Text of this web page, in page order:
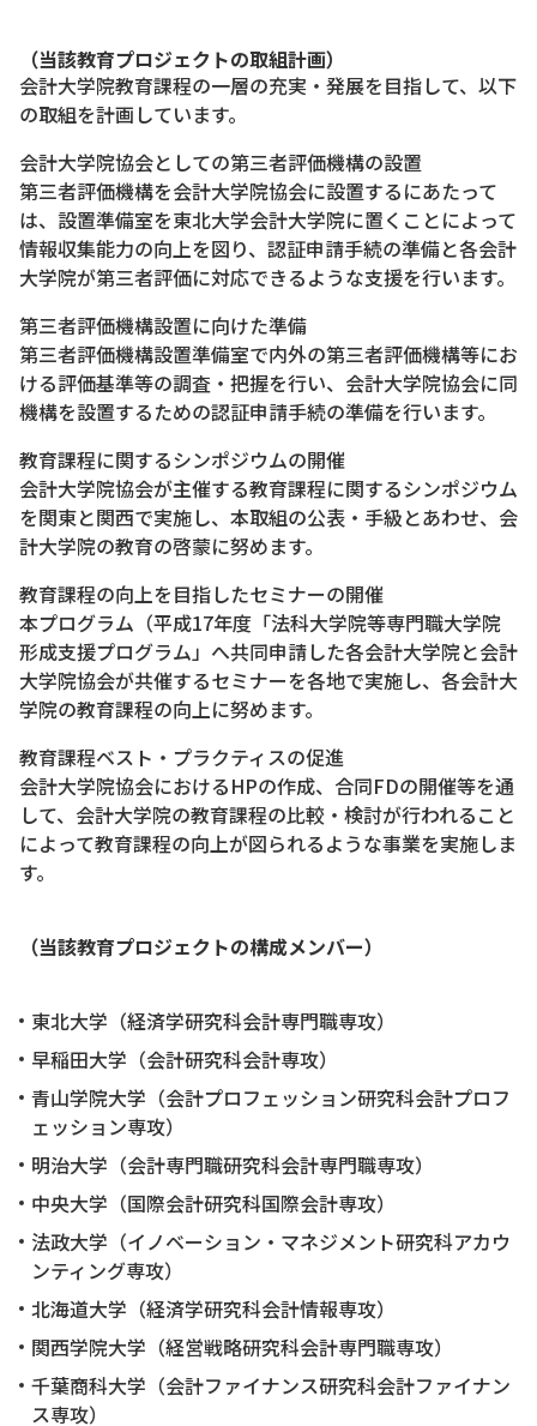
（当該教育プロジェクトの取組計画）
会計大学院教育課程の一層の充実・発展を目指して、以下
の取組を計画しています。
会計大学院協会としての第三者評価機構の設置
第三者評価機構を会計大学院協会に設置するにあたって
は、設置準備室を東北大学会計大学院に置くことによって
情報収集能力の向上を図り、認証申請手続の準備と各会計
大学院が第三者評価に対応できるような支援を行います。
第三者評価機構設置に向けた準備
第三者評価機構設置準備室で内外の第三者評価機構等にお
ける評価基準等の調査・把握を行い、会計大学院協会に同
機構を設置するための認証申請手続の準備を行います。
教育課程に関するシンポジウムの開催
会計大学院協会が主催する教育課程に関するシンポジウム
を関東と関西で実施し、本取組の公表・手級とあわせ、会
計大学院の教育の啓蒙に努めます。
教育課程の向上を目指したセミナーの開催
本プログラム（平成17年度「法科大学院等専門職大学院
形成支援プログラム」へ共同申請した各会計大学院と会計
大学院協会が共催するセミナーを各地で実施し、各会計大
学院の教育課程の向上に努めます。
教育課程ベスト・プラクティスの促進
会計大学院協会におけるHPの作成、合同FDの開催等を通
して、会計大学院の教育課程の比較・検討が行われること
によって教育課程の向上が図られるような事業を実施しま
す。
（当該教育プロジェクトの構成メンバー）
東北大学（経済学研究科会計専門職専攻）
早稲田大学（会計研究科会計専攻）
青山学院大学（会計プロフェッション研究科会計プロフ
ェッション専攻）
明治大学（会計専門職研究科会計専門職専攻）
中央大学（国際会計研究科国際会計専攻）
法政大学（イノベーション・マネジメント研究科アカウ
ンティング専攻）
北海道大学（経済学研究科会計情報専攻）
関西学院大学（経営戦略研究科会計専門職専攻）
千葉商科大学（会計ファイナンス研究科会計ファイナン
ス専攻）